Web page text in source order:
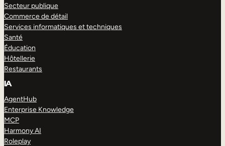
Secteur publique
Commerce de détail
Services informatiques et techniques
Santé
Éducation
Hôtellerie
Restaurants
IA
AgentHub
Enterprise Knowledge
MCP
Harmony AI
Roleplay